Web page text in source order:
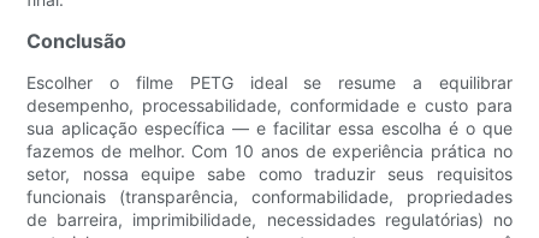
Conclusão
Escolher o filme PETG ideal se resume a equilibrar
desempenho, processabilidade, conformidade e custo para
sua aplicação específica — e facilitar essa escolha é o que
fazemos de melhor. Com 10 anos de experiência prática no
setor, nossa equipe sabe como traduzir seus requisitos
funcionais (transparência, conformabilidade, propriedades
de barreira, imprimibilidade, necessidades regulatórias) no